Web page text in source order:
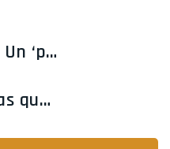
La historia de Quidsi: Un ‘pequeño’ que quiso competir con Amazon
10 Cosas que no sabías que puedes hacer con Gemini (y que te facilitarán la vida)